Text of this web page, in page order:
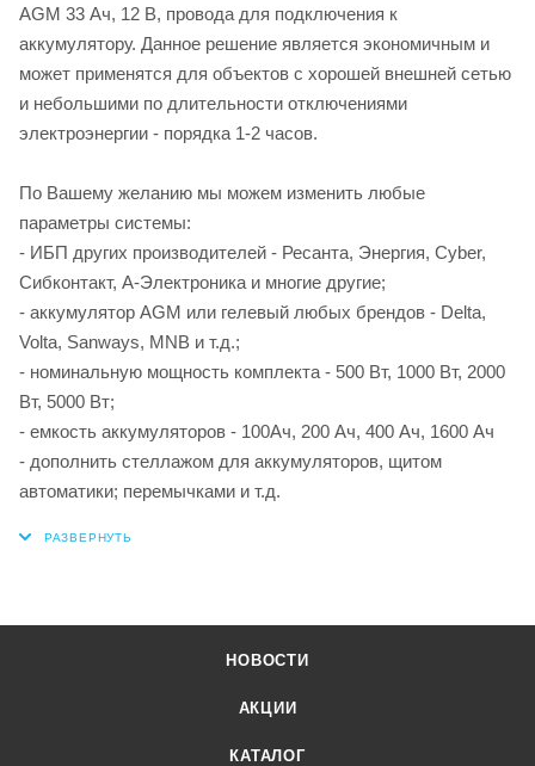
AGM 33 Ач, 12 В, провода для подключения к
аккумулятору. Данное решение является экономичным и
может применятся для объектов с хорошей внешней сетью
и небольшими по длительности отключениями
электроэнергии - порядка 1-2 часов.
По Вашему желанию мы можем изменить любые
параметры системы:
- ИБП других производителей - Ресанта, Энергия, Cyber,
Сибконтакт, А-Электроника и многие другие;
- аккумулятор AGM или гелевый любых брендов - Delta,
Volta, Sanways, MNB и т.д.;
- номинальную мощность комплекта - 500 Вт, 1000 Вт, 2000
Вт, 5000 Вт;
- емкость аккумуляторов - 100Ач, 200 Ач, 400 Ач, 1600 Ач
- дополнить стеллажом для аккумуляторов, щитом
автоматики; перемычками и т.д.
НОВОСТИ
АКЦИИ
КАТАЛОГ